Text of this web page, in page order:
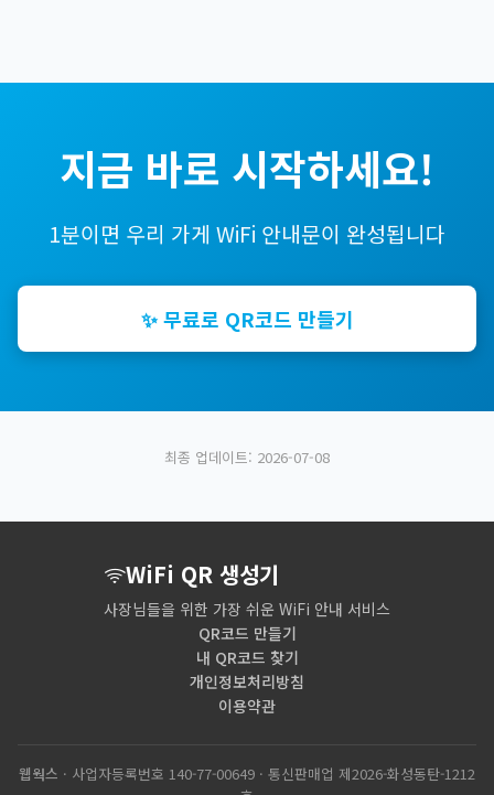
지금 바로 시작하세요!
1분이면 우리 가게 WiFi 안내문이 완성됩니다
✨ 무료로 QR코드 만들기
최종 업데이트: 2026-07-08
WiFi QR 생성기
사장님들을 위한 가장 쉬운 WiFi 안내 서비스
QR코드 만들기
내 QR코드 찾기
개인정보처리방침
이용약관
웹웍스 · 사업자등록번호 140-77-00649 · 통신판매업 제2026-화성동탄-1212